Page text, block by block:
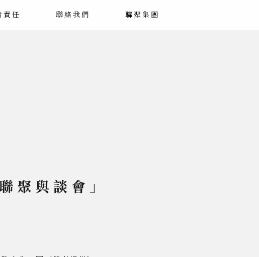
責任 聯絡我們 聯聚集團
聚與談會」